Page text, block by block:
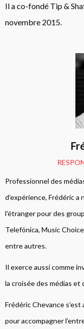
Il a co-fondé Tip &
novembre 2015.
Professionnel des
d’expérience, Frédéric
l’étranger pour des
Telefónica, Music
entre autres.
Il exerce aussi comme
la croisée des médias
Frédéric Chevance
pour accompagner